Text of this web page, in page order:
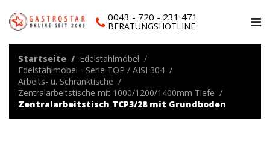
0043 - 720 - 231 471
BERATUNGSHOTLINE
Startseite
Edelstahlmöbel
Edelstahlmöbel - Serie TOP / AISI 304
Arbeits- u. Schranktische
Zentralarbeitstische mit 1000/1200/1400mm Tiefe
Zentralarbeitstisch TCP3/28 mit Grundboden